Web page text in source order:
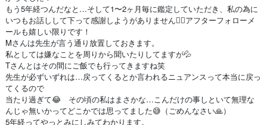
もう5年経つんだなと…そして1〜2ヶ月毎に鑑定していただき、私の為に
いつもお話しして下って感謝しようがありません🙇‍♀️アフターフォローメ
ールも嬉しい限りです！
Mさんは先生が言う通り放置しておきます。
私としては嫌なことを周りから聞いたりしてますが💦
Tさんとはその間にご飯でも行ってきますね笑
先生が必ずいずれは…戻ってくるとか言われるニュアンスって本当に戻っ
てくるので
当たり過ぎて😂 その頃の私はまさかな…こんだけの事しといて無理な
んじゃ無いかってどこかでは思ってました😅（ごめんなさい🙏）
5年経ってやっとみにしみてわかります。